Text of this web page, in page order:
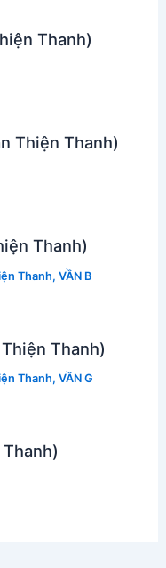
Thanh)
Thiện Thanh)
Thanh)
Thanh, VẦN B
Thanh)
Thanh, VẦN G